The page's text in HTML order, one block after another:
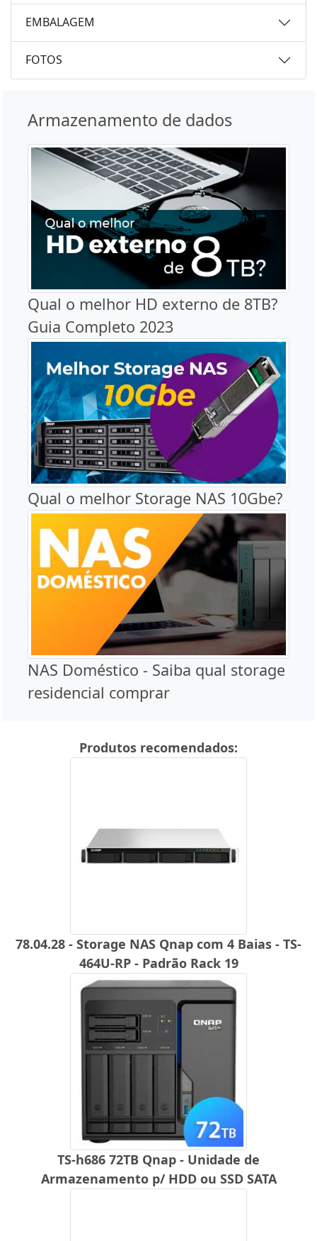
EMBALAGEM
FOTOS
Armazenamento de dados
Qual o melhor HD externo de 8TB?
Guia Completo 2023
Qual o melhor Storage NAS 10Gbe?
NAS Doméstico - Saiba qual storage
residencial comprar
Produtos recomendados:
78.04.28 - Storage NAS Qnap com 4 Baias - TS-
464U-RP - Padrão Rack 19
TS-h686 72TB Qnap - Unidade de
Armazenamento p/ HDD ou SSD SATA